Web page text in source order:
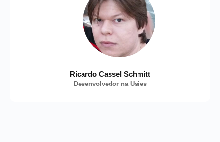
Ricardo Cassel Schmitt
Desenvolvedor na Usies